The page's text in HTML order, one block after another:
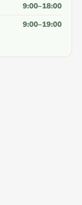
9:00–18:00
9:00–19:00